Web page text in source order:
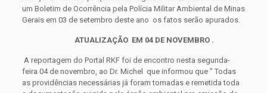
um Boletim de Ocorrência pela Polícia Militar Ambiental de Minas
Gerais em 03 de setembro deste ano os fatos serão apurados.
ATUALIZAÇÃO EM 04 DE NOVEMBRO .
A reportagem do Portal RKF foi de encontro nesta segunda-
feira 04 de novembro, ao Dr. Michel que informou que ” Todas
as providências necessárias já foram tomadas e remetida toda